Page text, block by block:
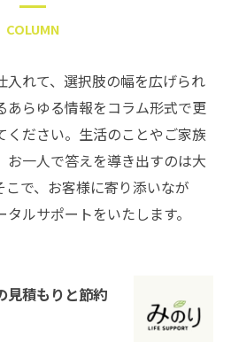
COLUMN
入れて、選択肢の幅を広げられ
あらゆる情報をコラム形式で更
ください。生活のことやご家族
お一人で答えを導き出すのは大
こで、お客様に寄り添いなが
ルサポートをいたします。
見積もりと節約